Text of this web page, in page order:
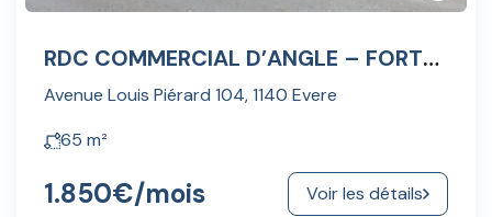
RDC COMMERCIAL D’ANGLE – FORTE VISIBILITÉ ET PASSAGE CONTINU
Avenue Louis Piérard 104, 1140 Evere
65 m²
1.850€/mois Voir les détails